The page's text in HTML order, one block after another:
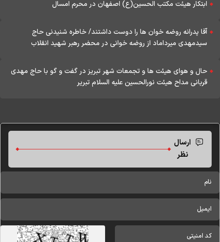
ابتکار هیئت مکتب الحسین(ع) اصفهان در محرم امسال
آقا پدرانه روضه خوان ها را دوست داشتند/ خاطره شنیدنی حاج
سیدمهدی میرداماد از روضه خوانی در محضر رهبر شهید انقلاب
حال و هوای هیئت ها و تجمعات شهر تبریز در گفت و گو با حاج مهدی
قربانی مداح هیئت نورالحسین علیه السلام تبریر
ارسال
نظر